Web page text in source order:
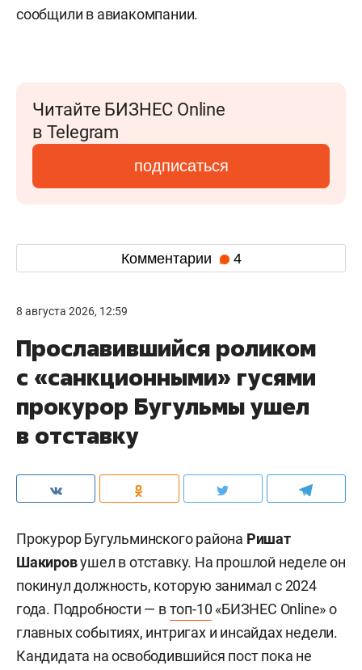
сообщили в авиакомпании.
Читайте БИЗНЕС Online
в Telegram
подписаться
Комментарии 4
8 августа 2026, 12:59
Прославившийся роликом
с «санкционными» гусями
прокурор Бугульмы ушел
в отставку
Прокурор Бугульминского района Ришат
Шакировушел в отставку. На прошлой неделе он
покинул должность, которую занимал с 2024
года. Подробности — втоп-10 «БИЗНЕС Online» о
главных событиях, интригах и инсайдах недели.
Кандидата на освободившийся пост пока не